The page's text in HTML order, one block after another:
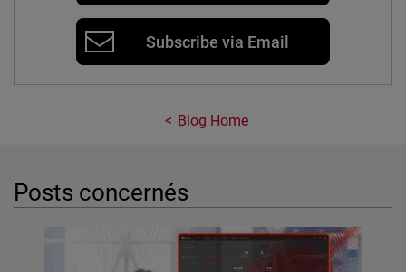
Subscribe via Email
Blog Home
Posts concernés